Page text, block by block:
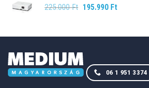
225.000Ft Original
225.000 Ft.
195.990 FtCurrent
195.990
06 1 951 3374